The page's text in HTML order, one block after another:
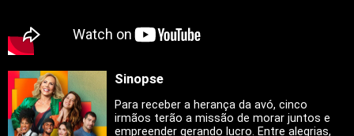
Filmes
Novelas
Sinopse
Para receber a herança da avó, cinco
irmãos terão a missão de morar juntos e
empreender gerando lucro. Entre alegrias,